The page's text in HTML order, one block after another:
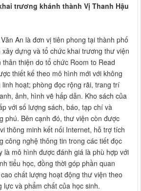
trương khánh thành Vị Thanh Hậu
An là đơn vị tiên phong tại thành phố
dựng và tổ chức khai trương thư viện
thiện do tổ chức Room to Read
thiết kế theo mô hình mới với không
hoạt; phòng đọc rộng rãi, trang trí
ảnh, hình vẽ hấp dẫn. Kho sách của
với số lượng sách, báo, tạp chí và
phú. Bên cạnh đó, thư viện còn được
thông minh kết nối Internet, hỗ trợ tích
công nghệ thông tin trong các tiết đọc
là mô hình được đánh giá là phù hợp với
tiểu học, đồng thời góp phần quan
chất lượng hoạt động thư viện theo
lực và phẩm chất của học sinh.